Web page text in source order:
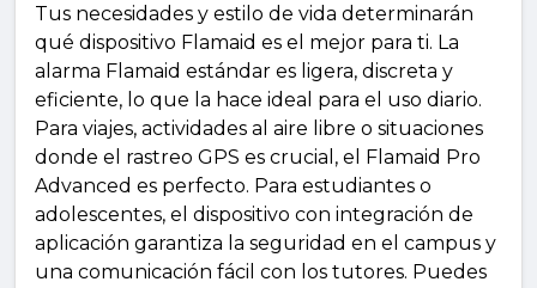
Tus necesidades y estilo de vida determinarán
qué dispositivo Flamaid es el mejor para ti. La
alarma Flamaid estándar es ligera, discreta y
eficiente, lo que la hace ideal para el uso diario.
Para viajes, actividades al aire libre o situaciones
donde el rastreo GPS es crucial, el Flamaid Pro
Advanced es perfecto. Para estudiantes o
adolescentes, el dispositivo con integración de
aplicación garantiza la seguridad en el campus y
una comunicación fácil con los tutores. Puedes